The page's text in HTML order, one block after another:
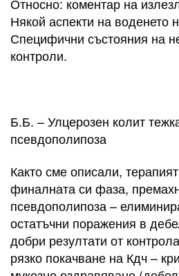
Някой аспекти на воденето
Специфични състояния на
контроли.
Б.Б. – Улцерозен колит
псевдополипоза
Както сме описали,
финалната си фаза,
псевдополипоза –
остатъчни поражения в
добри резултати от
рязко покачване на Кдч –